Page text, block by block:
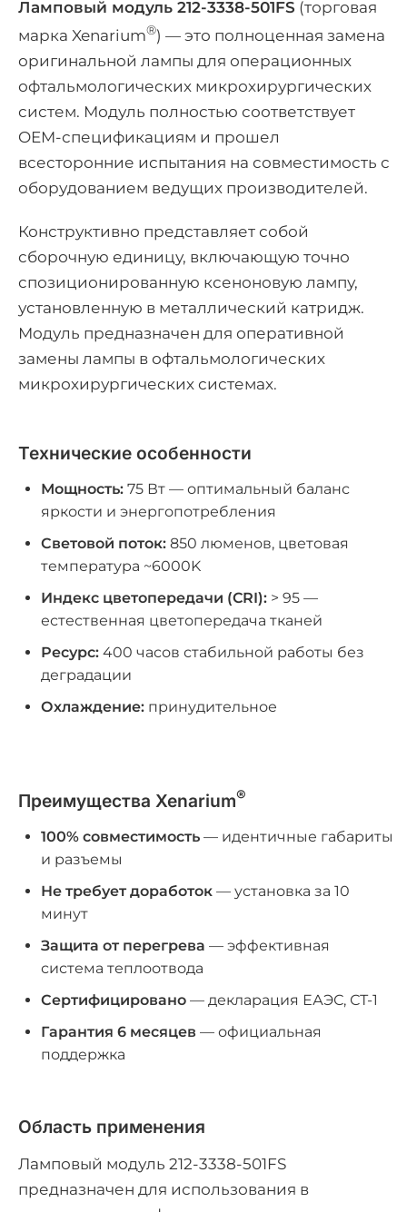
Ламповый модуль 212-3338-501FS (торговая
марка Xenarium®) — это полноценная замена
оригинальной лампы для операционных
офтальмологических микрохирургических
систем. Модуль полностью соответствует
OEM-спецификациям и прошел
всесторонние испытания на совместимость с
оборудованием ведущих производителей.
Конструктивно представляет собой
сборочную единицу, включающую точно
спозиционированную ксеноновую лампу,
установленную в металлический катридж.
Модуль предназначен для оперативной
замены лампы в офтальмологических
микрохирургических системах.
Технические особенности
Мощность: 75 Вт — оптимальный баланс
яркости и энергопотребления
Световой поток: 850 люменов, цветовая
температура ~6000K
Индекс цветопередачи (CRI): > 95 —
естественная цветопередача тканей
Ресурс: 400 часов стабильной работы без
деградации
Охлаждение: принудительное
Преимущества Xenarium®
100% совместимость — идентичные габариты
и разъемы
Не требует доработок — установка за 10
минут
Защита от перегрева — эффективная
система теплоотвода
Сертифицировано — декларация ЕАЭС, СТ-1
Гарантия 6 месяцев — официальная
поддержка
Область применения
Ламповый модуль 212-3338-501FS
предназначен для использования в